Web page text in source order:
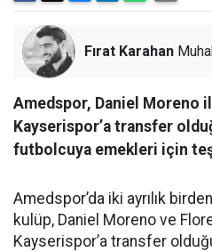
Fırat Karahan
Amedspor, Daniel Moreno
Kayserispor’a transfer
futbolcuya emekleri için
Amedspor’da iki ayrılık birden
kulüp, Daniel Moreno ve
Kayserispor’a transfer